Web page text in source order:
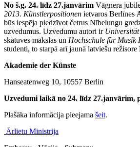
No š.g. 24. līdz 27.janvārim Vāgnera
2013. Künstlerpositionen ietvaros Berlīnes
būs iespēja piedzīvot četrus Nībelungu
uzvedumus. Uzvedumu autori ir
skatuves mākslas un Hochschule für Musik
studenti, to starpā arī jaunā latviešu režisore
Akademie der Künste
Hanseatenweg 10, 10557 Berlin
Uzvedumi laikā no 24. līdz 27.janvārim,
Plašāka informācija pieejama šeit.
Ārlietu Ministrija